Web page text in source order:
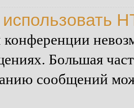
конференции
Большая
сообщений